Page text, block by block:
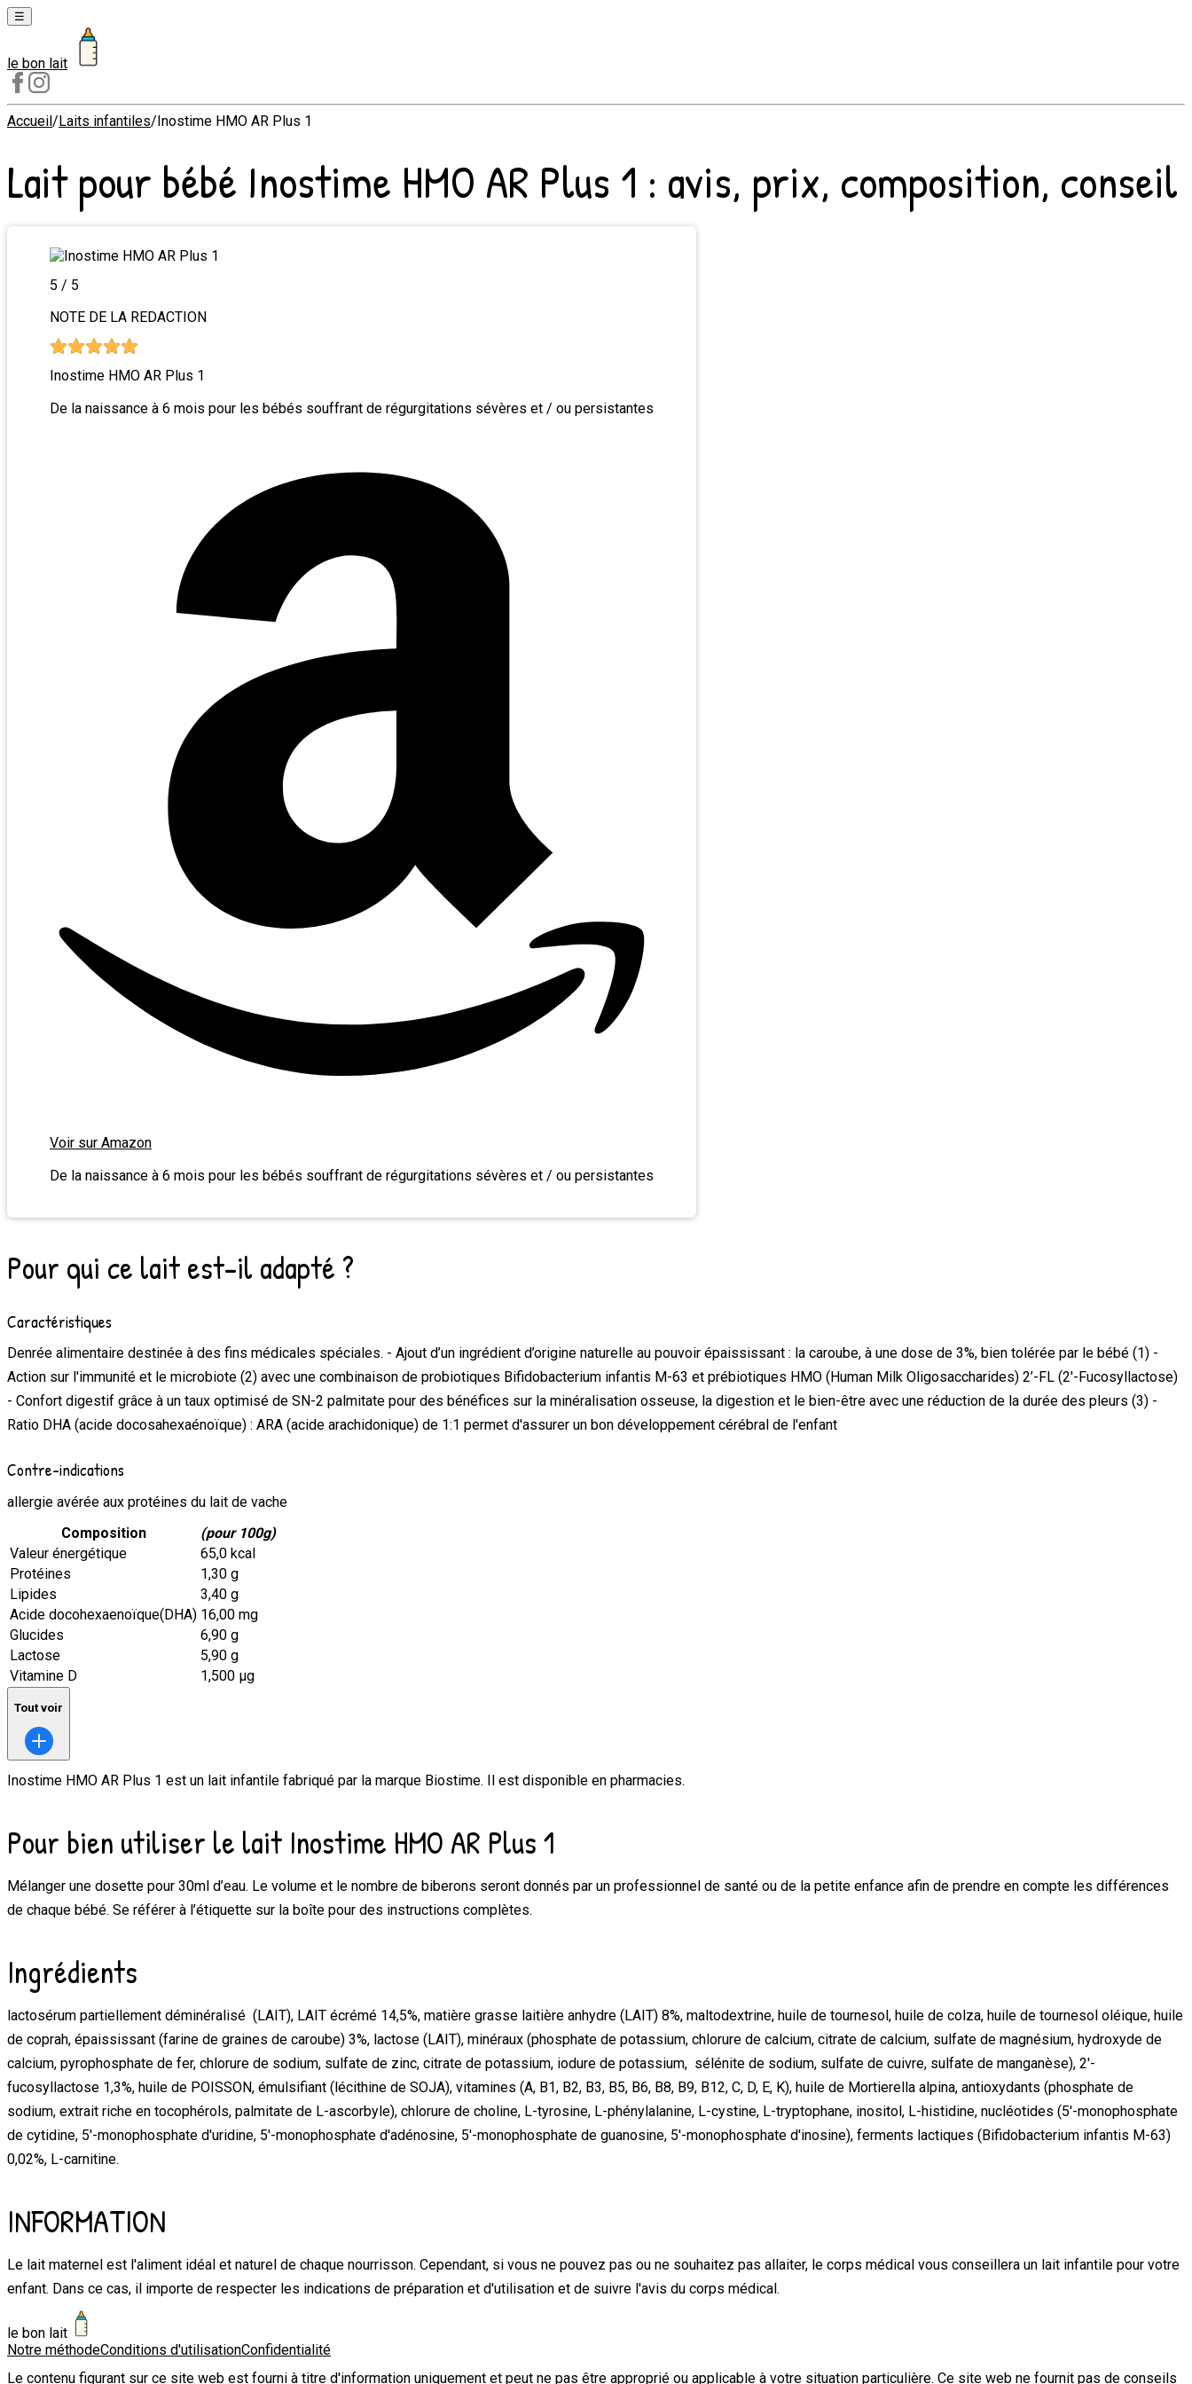
☰
Laits
1er
âge
2e
âge
croissance
le bon lait
Accueil/Laits infantiles/Inostime HMO AR Plus 1
Lait pour bébé Inostime HMO AR Plus 1 : avis, prix, composition, conseil
5 / 5
NOTE DE LA REDACTION
Inostime HMO AR Plus 1
De la naissance à 6 mois pour les bébés souffrant de régurgitations sévères et / ou persistantes
Voir sur Amazon
De la naissance à 6 mois pour les bébés souffrant de régurgitations sévères et / ou persistantes
Pour qui ce lait est-il adapté ?
Caractéristiques
Denrée alimentaire destinée à des fins médicales spéciales. - Ajout d’un ingrédient d’origine naturelle au pouvoir épaississant : la caroube, à une dose de 3%, bien tolérée par le bébé (1) -
Action sur l'immunité et le microbiote (2) avec une combinaison de probiotiques Bifidobacterium infantis M-63 et prébiotiques HMO (Human Milk Oligosaccharides) 2’-FL (2'-Fucosyllactose)
- Confort digestif grâce à un taux optimisé de SN-2 palmitate pour des bénéfices sur la minéralisation osseuse, la digestion et le bien-être avec une réduction de la durée des pleurs (3) -
Ratio DHA (acide docosahexaénoïque) : ARA (acide arachidonique) de 1:1 permet d'assurer un bon développement cérébral de l'enfant
Contre-indications
allergie avérée aux protéines du lait de vache
Composition
(pour 100g)
Valeur énergétique
65,0 kcal
Protéines
1,30 g
Lipides
3,40 g
Acide docohexaenoïque(DHA) 16,00 mg
Glucides
6,90 g
Lactose
5,90 g
Vitamine D
1,500 μg
Tout voir
Inostime HMO AR Plus 1 est un lait infantile fabriqué par la marque Biostime. Il est disponible en pharmacies.
Pour bien utiliser le lait Inostime HMO AR Plus 1
Mélanger une dosette pour 30ml d’eau. Le volume et le nombre de biberons seront donnés par un professionnel de santé ou de la petite enfance afin de prendre en compte les différences
de chaque bébé. Se référer à l’étiquette sur la boîte pour des instructions complètes.
Ingrédients
lactosérum partiellement déminéralisé (LAIT), LAIT écrémé 14,5%, matière grasse laitière anhydre (LAIT) 8%, maltodextrine, huile de tournesol, huile de colza, huile de tournesol oléique, huile
de coprah, épaississant (farine de graines de caroube) 3%, lactose (LAIT), minéraux (phosphate de potassium, chlorure de calcium, citrate de calcium, sulfate de magnésium, hydroxyde de
calcium, pyrophosphate de fer, chlorure de sodium, sulfate de zinc, citrate de potassium, iodure de potassium, sélénite de sodium, sulfate de cuivre, sulfate de manganèse), 2'-
fucosyllactose 1,3%, huile de POISSON, émulsifiant (lécithine de SOJA), vitamines (A, B1, B2, B3, B5, B6, B8, B9, B12, C, D, E, K), huile de Mortierella alpina, antioxydants (phosphate de
sodium, extrait riche en tocophérols, palmitate de L-ascorbyle), chlorure de choline, L-tyrosine, L-phénylalanine, L-cystine, L-tryptophane, inositol, L-histidine, nucléotides (5'-monophosphate
de cytidine, 5'-monophosphate d'uridine, 5'-monophosphate d'adénosine, 5'-monophosphate de guanosine, 5'-monophosphate d'inosine), ferments lactiques (Bifidobacterium infantis M-63)
0,02%, L-carnitine.
INFORMATION
Le lait maternel est l'aliment idéal et naturel de chaque nourrisson. Cependant, si vous ne pouvez pas ou ne souhaitez pas allaiter, le corps médical vous conseillera un lait infantile pour votre
enfant. Dans ce cas, il importe de respecter les indications de préparation et d'utilisation et de suivre l'avis du corps médical.
le bon lait
Notre méthodeConditions d'utilisationConfidentialité
Le contenu figurant sur ce site web est fourni à titre d'information uniquement et peut ne pas être approprié ou applicable à votre situation particulière. Ce site web ne fournit pas de conseils